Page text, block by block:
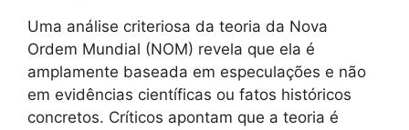
Uma análise criteriosa da teoria da Nova
Ordem Mundial (NOM) revela que ela é
amplamente baseada em especulações e não
em evidências científicas ou fatos históricos
concretos. Críticos apontam que a teoria é